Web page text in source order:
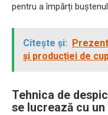
pentru a împărți
Citește și:
și producției de
Tehnica de
se lucrează cu